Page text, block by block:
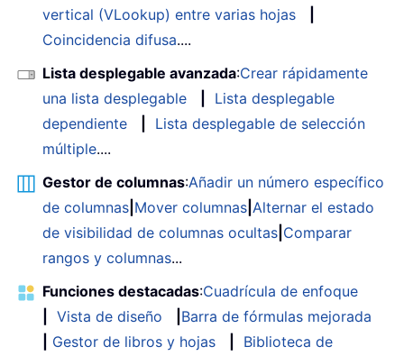
vertical (VLookup) entre varias hojas
Coincidencia difusa....
Lista desplegable avanzada:Crear rápidamente
una lista desplegable
Lista desplegable
dependiente
Lista desplegable de selección
múltiple....
Gestor de columnas:Añadir un número específico
de columnas Mover columnas Alternar el estado
de visibilidad de columnas ocultas Comparar
rangos y columnas...
Funciones destacadas:Cuadrícula de enfoque
Vista de diseño
Barra de fórmulas mejorada
Gestor de libros y hojas Biblioteca de